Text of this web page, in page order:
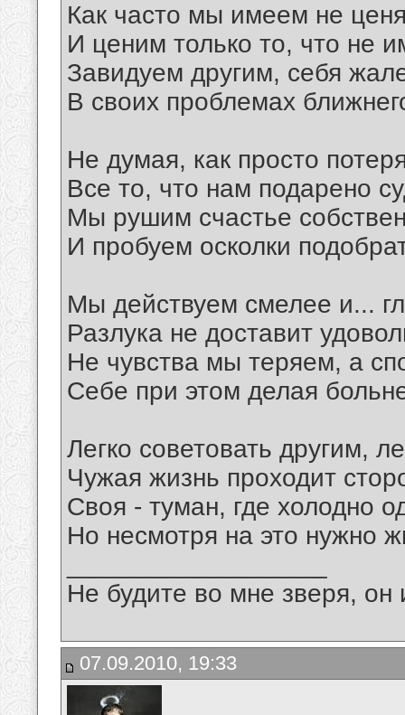
Как часто мы имеем не
И ценим только то, что не
Завидуем другим, себя
В своих проблемах
Не думая, как просто
Все то, что нам подарено
Мы рушим счастье
И пробуем осколки
Мы действуем смелее и...
Разлука не доставит
Не чувства мы теряем, а
Себе при этом делая
Легко советовать другим,
Чужая жизнь проходит
Своя - туман, где холодно
Но несмотря на это нужно
Не будите во мне зверя, он
07.09.2010, 19:33